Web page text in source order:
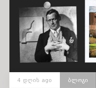
4 დღის ago ბლოგი